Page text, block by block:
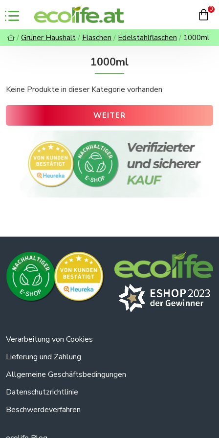
0
Grüner Haushalt Flaschen Edelstahlflaschen 1000ml
1000ml
Keine Produkte in dieser Kategorie vorhanden
WEITER
Verarbeitung von Cookies
Lieferung und Zahlung
Allgemeine Geschäftsbedingungen
Datenschutzrichtlinie
Beschwerdeverfahren